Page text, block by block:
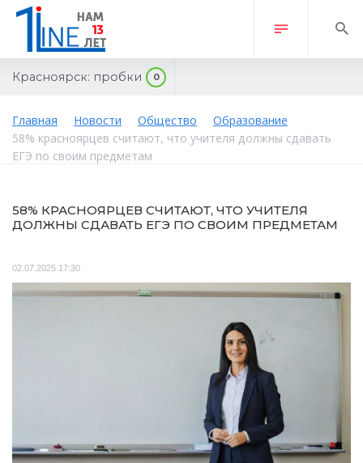
Красноярск: пробки 0
Главная Новости Общество
Образование
58% красноярцев считают, что учителя должны сдавать
ЕГЭ по своим предметам
58% КРАСНОЯРЦЕВ СЧИТАЮТ, ЧТО УЧИТЕЛЯ
ДОЛЖНЫ СДАВАТЬ ЕГЭ ПО СВОИМ ПРЕДМЕТАМ
02.07.2025 17:30